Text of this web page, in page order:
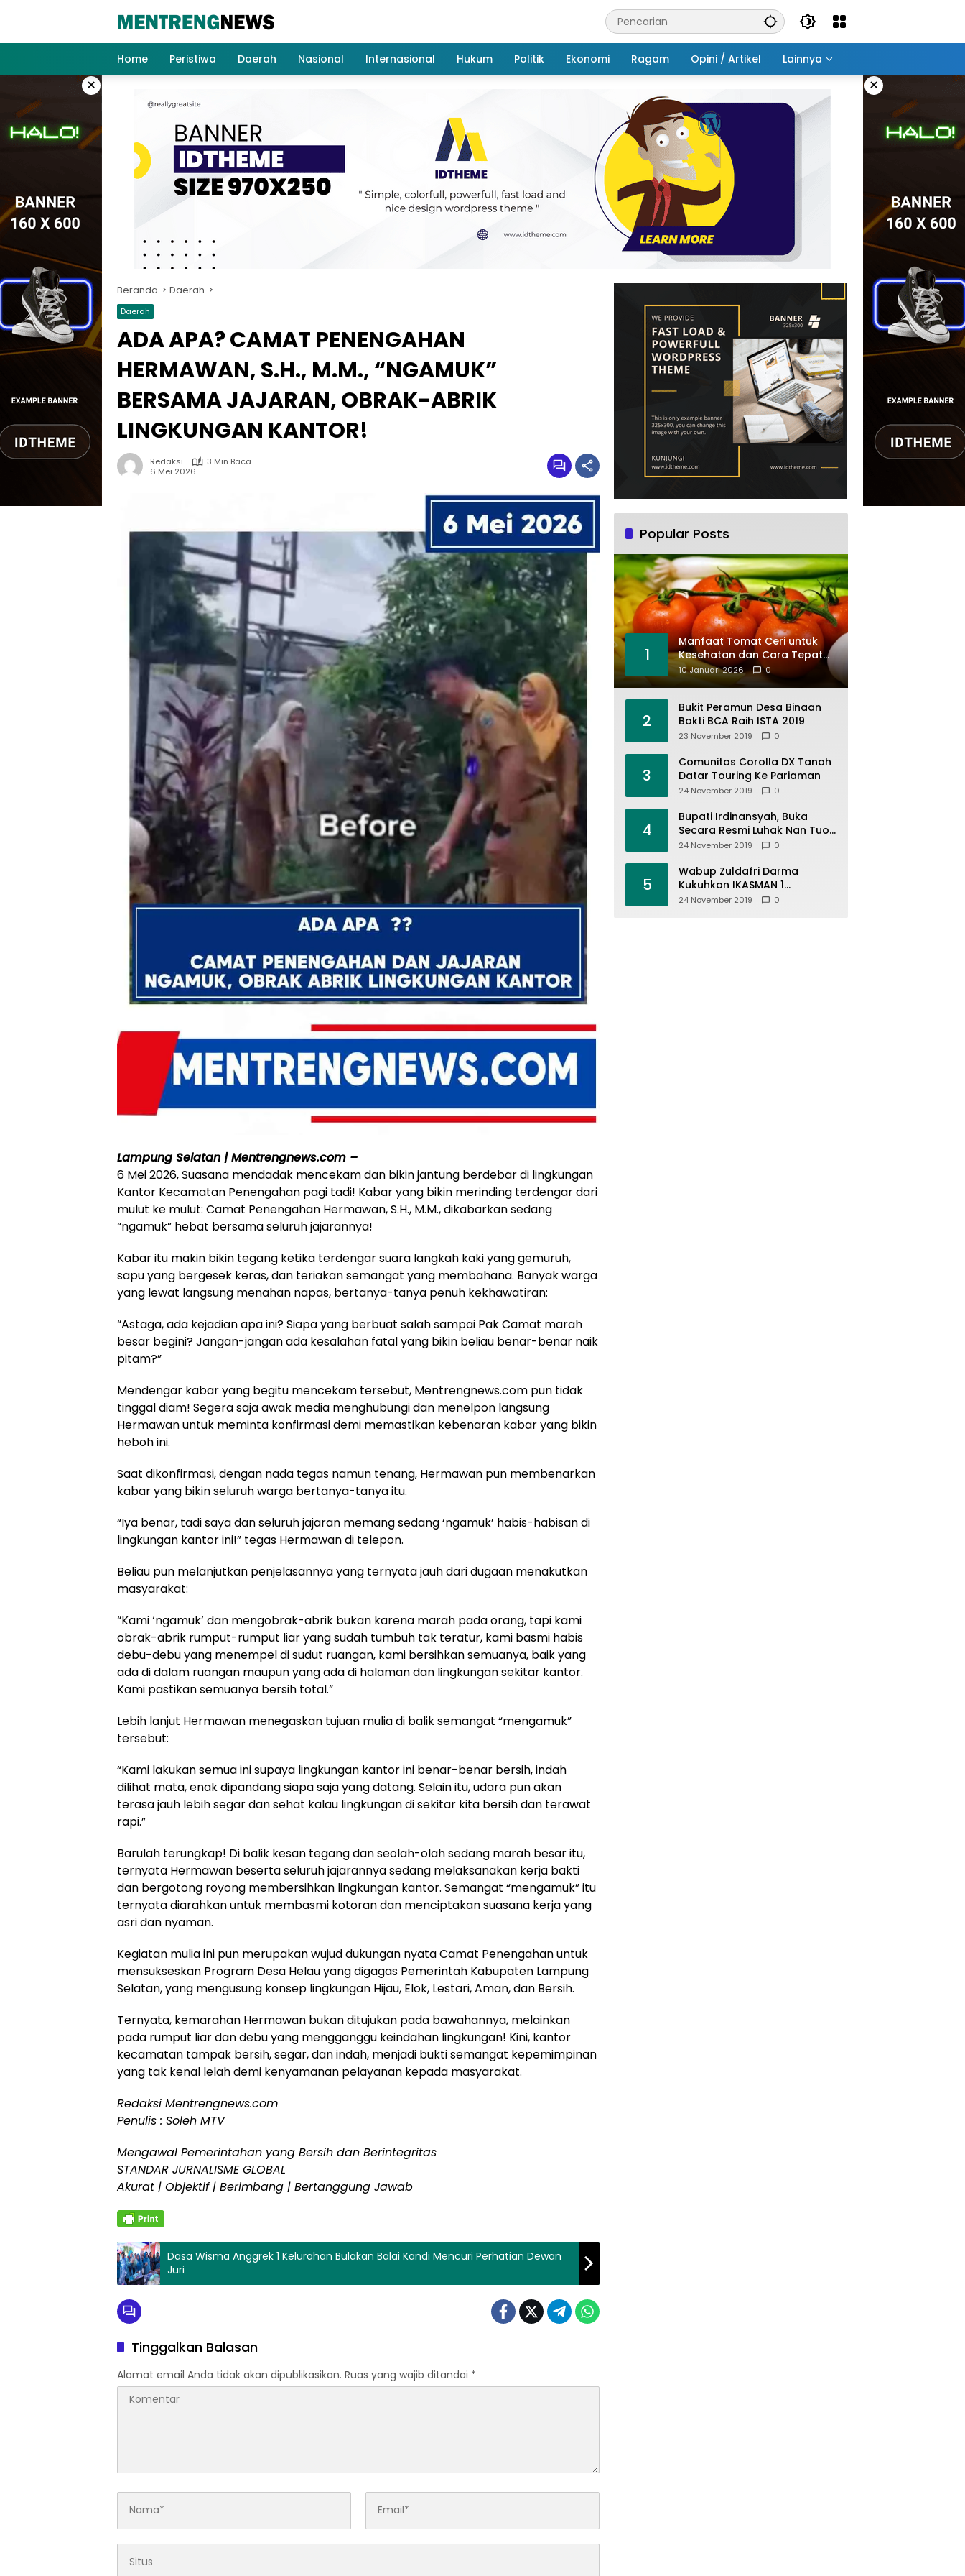
Home
Peristiwa Daerah Nasional Internasional Hukum Politik Ekonomi Ragam Opini / Artikel Lainnya
× ×
Beranda Daerah
Daerah
ADA APA? CAMAT PENENGAHAN
HERMAWAN, S.H., M.M., “NGAMUK”
BERSAMA JAJARAN, OBRAK-ABRIK
LINGKUNGAN KANTOR!
Redaksi
3 Min Baca
6 Mei 2026
Lampung Selatan | Mentrengnews.com –
6 Mei 2026, Suasana mendadak mencekam dan bikin jantung berdebar di lingkungan
Kantor Kecamatan Penengahan pagi tadi! Kabar yang bikin merinding terdengar dari
mulut ke mulut: Camat Penengahan Hermawan, S.H., M.M., dikabarkan sedang
“ngamuk” hebat bersama seluruh jajarannya!
Kabar itu makin bikin tegang ketika terdengar suara langkah kaki yang gemuruh,
sapu yang bergesek keras, dan teriakan semangat yang membahana. Banyak warga
yang lewat langsung menahan napas, bertanya-tanya penuh kekhawatiran:
“Astaga, ada kejadian apa ini? Siapa yang berbuat salah sampai Pak Camat marah
besar begini? Jangan-jangan ada kesalahan fatal yang bikin beliau benar-benar naik
pitam?”
Mendengar kabar yang begitu mencekam tersebut, Mentrengnews.com pun tidak
tinggal diam! Segera saja awak media menghubungi dan menelpon langsung
Hermawan untuk meminta konfirmasi demi memastikan kebenaran kabar yang bikin
heboh ini.
Saat dikonfirmasi, dengan nada tegas namun tenang, Hermawan pun membenarkan
kabar yang bikin seluruh warga bertanya-tanya itu.
“Iya benar, tadi saya dan seluruh jajaran memang sedang ‘ngamuk’ habis-habisan di
lingkungan kantor ini!” tegas Hermawan di telepon.
Beliau pun melanjutkan penjelasannya yang ternyata jauh dari dugaan menakutkan
masyarakat:
“Kami ‘ngamuk’ dan mengobrak-abrik bukan karena marah pada orang, tapi kami
obrak-abrik rumput-rumput liar yang sudah tumbuh tak teratur, kami basmi habis
debu-debu yang menempel di sudut ruangan, kami bersihkan semuanya, baik yang
ada di dalam ruangan maupun yang ada di halaman dan lingkungan sekitar kantor.
Kami pastikan semuanya bersih total.”
Lebih lanjut Hermawan menegaskan tujuan mulia di balik semangat “mengamuk”
tersebut:
“Kami lakukan semua ini supaya lingkungan kantor ini benar-benar bersih, indah
dilihat mata, enak dipandang siapa saja yang datang. Selain itu, udara pun akan
terasa jauh lebih segar dan sehat kalau lingkungan di sekitar kita bersih dan terawat
rapi.”
Barulah terungkap! Di balik kesan tegang dan seolah-olah sedang marah besar itu,
ternyata Hermawan beserta seluruh jajarannya sedang melaksanakan kerja bakti
dan bergotong royong membersihkan lingkungan kantor. Semangat “mengamuk” itu
ternyata diarahkan untuk membasmi kotoran dan menciptakan suasana kerja yang
asri dan nyaman.
Kegiatan mulia ini pun merupakan wujud dukungan nyata Camat Penengahan untuk
mensukseskan Program Desa Helau yang digagas Pemerintah Kabupaten Lampung
Selatan, yang mengusung konsep lingkungan Hijau, Elok, Lestari, Aman, dan Bersih.
Ternyata, kemarahan Hermawan bukan ditujukan pada bawahannya, melainkan
pada rumput liar dan debu yang mengganggu keindahan lingkungan! Kini, kantor
kecamatan tampak bersih, segar, dan indah, menjadi bukti semangat kepemimpinan
yang tak kenal lelah demi kenyamanan pelayanan kepada masyarakat.
Redaksi Mentrengnews.com
Penulis : Soleh MTV
Mengawal Pemerintahan yang Bersih dan Berintegritas
STANDAR JURNALISME GLOBAL
Akurat | Objektif | Berimbang | Bertanggung Jawab
Dasa Wisma Anggrek 1 Kelurahan Bulakan Balai Kandi Mencuri Perhatian Dewan
Juri
Tinggalkan Balasan
Alamat email Anda tidak akan dipublikasikan. Ruas yang wajib ditandai *
Popular Posts
1
Manfaat Tomat Ceri untuk
Kesehatan dan Cara Tepat
Mengonsumsinya
10 Januari 2026 0
2
Bukit Peramun Desa Binaan
Bakti BCA Raih ISTA 2019
23 November 2019 0
3
Comunitas Corolla DX Tanah
Datar Touring Ke Pariaman
24 November 2019 0
4
Bupati Irdinansyah, Buka
Secara Resmi Luhak Nan Tuo
Wirabraja Adventure Offroad
24 November 2019 0
5
Wabup Zuldafri Darma
Kukuhkan IKASMAN 1
Pariangan Se Jabodetabek
24 November 2019 0